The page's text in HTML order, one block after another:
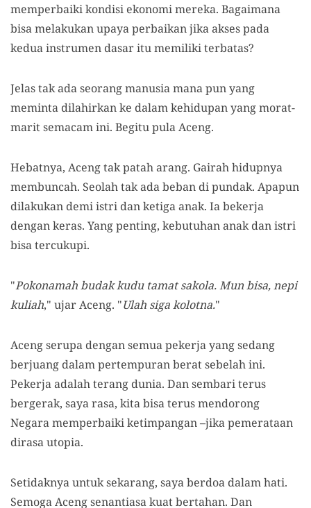
memperbaiki kondisi ekonomi mereka. Bagaimana
bisa melakukan upaya perbaikan jika akses pada
kedua instrumen dasar itu memiliki terbatas?
Jelas tak ada seorang manusia mana pun yang
meminta dilahirkan ke dalam kehidupan yang morat-
marit semacam ini. Begitu pula Aceng.
Hebatnya, Aceng tak patah arang. Gairah hidupnya
membuncah. Seolah tak ada beban di pundak. Apapun
dilakukan demi istri dan ketiga anak. Ia bekerja
dengan keras. Yang penting, kebutuhan anak dan istri
bisa tercukupi.
"Pokonamah budak kudu tamat sakola. Mun bisa, nepi
kuliah," ujar Aceng. "Ulah siga kolotna."
Aceng serupa dengan semua pekerja yang sedang
berjuang dalam pertempuran berat sebelah ini.
Pekerja adalah terang dunia. Dan sembari terus
bergerak, saya rasa, kita bisa terus mendorong
Negara memperbaiki ketimpangan –jika pemerataan
dirasa utopia.
Setidaknya untuk sekarang, saya berdoa dalam hati.
Semoga Aceng senantiasa kuat bertahan. Dan